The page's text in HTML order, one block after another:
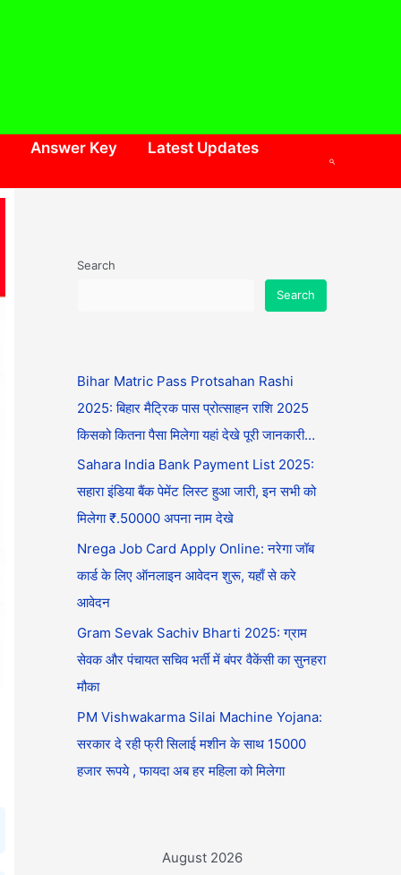
Answer Key Latest Updates
Search
Search
Search
Bihar Matric Pass Protsahan Rashi
2025: बिहार मैट्रिक पास प्रोत्साहन राशि 2025
किसको कितना पैसा मिलेगा यहां देखे पूरी जानकारी…
Sahara India Bank Payment List 2025:
सहारा इंडिया बैंक पेमेंट लिस्ट हुआ जारी, इन सभी को
मिलेगा ₹.50000 अपना नाम देखे
Nrega Job Card Apply Online: नरेगा जॉब
कार्ड के लिए ऑनलाइन आवेदन शुरू, यहाँ से करे
आवेदन
Gram Sevak Sachiv Bharti 2025: ग्राम
सेवक और पंचायत सचिव भर्ती में बंपर वैकेंसी का सुनहरा
मौका
PM Vishwakarma Silai Machine Yojana:
सरकार दे रही फ्री सिलाई मशीन के साथ 15000
हजार रूपये , फायदा अब हर महिला को मिलेगा
August 2026